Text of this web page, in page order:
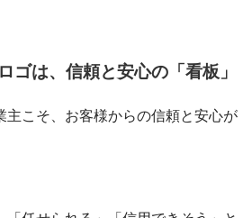
ゴは、信頼と安心の「看板」
主こそ、お客様からの信頼と安心が